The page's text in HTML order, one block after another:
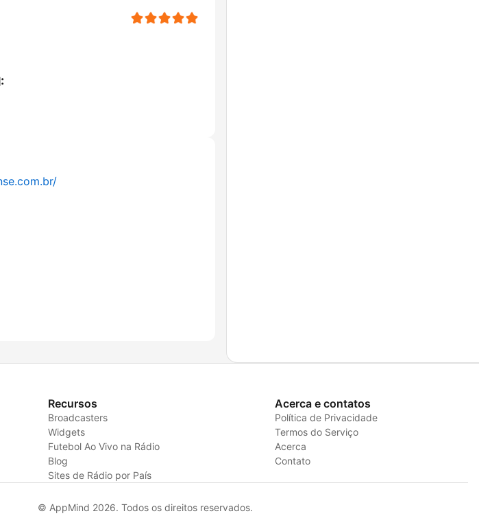
Recursos
Broadcasters
Widgets
Futebol Ao Vivo na Rádio
Blog
Sites de Rádio por País
Acerca e contatos
Política de Privacidade
Termos do Serviço
Acerca
Contato
© AppMind 2026. Todos os direitos reservados.